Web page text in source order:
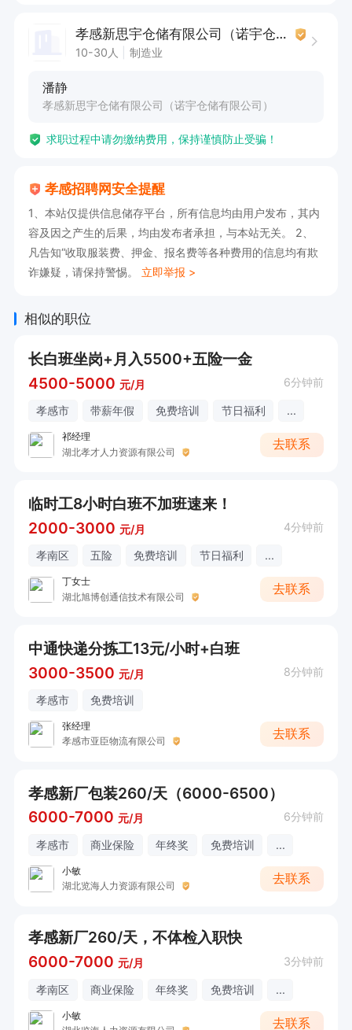
孝感新思宇仓储有限公司（诺宇仓储有限公司）
10-30人 制造业
潘静
孝感新思宇仓储有限公司（诺宇仓储有限公司）
求职过程中请勿缴纳费用，保持谨慎防止受骗！
孝感招聘网安全提醒
1、本站仅提供信息储存平台，所有信息均由用户发布，其内
容及因之产生的后果，均由发布者承担，与本站无关。 2、
凡告知“收取服装费、押金、报名费等各种费用的信息均有欺
诈嫌疑，请保持警惕。 立即举报 >
相似的职位
长白班坐岗+月入5500+五险一金
4500-5000 元/月 6分钟前
孝感市 带薪年假 免费培训 节日福利 ...
祁经理
湖北孝才人力资源有限公司
去联系
临时工8小时白班不加班速来！
2000-3000 元/月 4分钟前
孝南区 五险 免费培训 节日福利 ...
丁女士
湖北旭博创通信技术有限公司
去联系
中通快递分拣工13元/小时+白班
3000-3500 元/月 8分钟前
孝感市 免费培训
张经理
孝感市亚臣物流有限公司
去联系
孝感新厂包装260/天（6000-6500）
6000-7000 元/月 6分钟前
孝感市 商业保险 年终奖 免费培训 ...
小敏
湖北览海人力资源有限公司
去联系
孝感新厂260/天，不体检入职快
6000-7000 元/月 3分钟前
孝南区 商业保险 年终奖 免费培训 ...
小敏
去联系